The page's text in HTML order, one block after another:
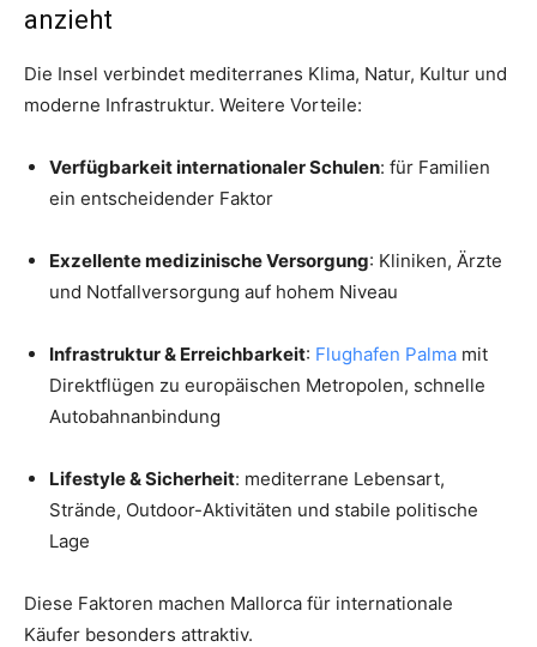
anzieht
Die Insel verbindet mediterranes Klima, Natur, Kultur und
moderne Infrastruktur. Weitere Vorteile:
Verfügbarkeit internationaler Schulen: für Familien
ein entscheidender Faktor
Exzellente medizinische Versorgung: Kliniken, Ärzte
und Notfallversorgung auf hohem Niveau
Infrastruktur & Erreichbarkeit: Flughafen Palma mit
Direktflügen zu europäischen Metropolen, schnelle
Autobahnanbindung
Lifestyle & Sicherheit: mediterrane Lebensart,
Strände, Outdoor-Aktivitäten und stabile politische
Lage
Diese Faktoren machen Mallorca für internationale
Käufer besonders attraktiv.